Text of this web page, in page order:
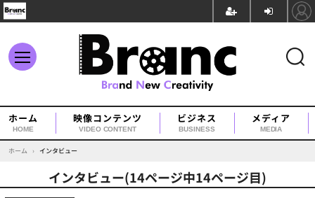
ホーム
HOME
映像コンテンツ
VIDEO CONTENT
ビジネス
BUSINESS
メディア
MEDIA
ホーム › インタビュー
インタビュー(14ページ中14ページ目)